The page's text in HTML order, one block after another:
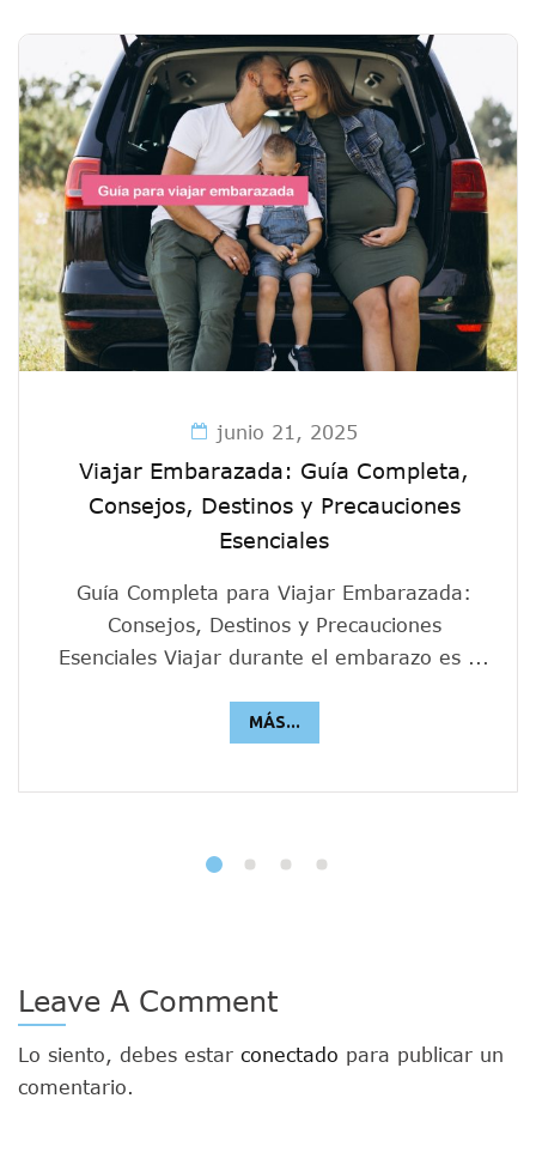
junio 21, 2025
Viajar Embarazada: Guía Completa,
Consejos, Destinos y Precauciones
Esenciales
Guía Completa para Viajar Embarazada:
Consejos, Destinos y Precauciones
Esenciales Viajar durante el embarazo es ...
MÁS...
Leave A Comment
Lo siento, debes estar conectado para publicar un
comentario.